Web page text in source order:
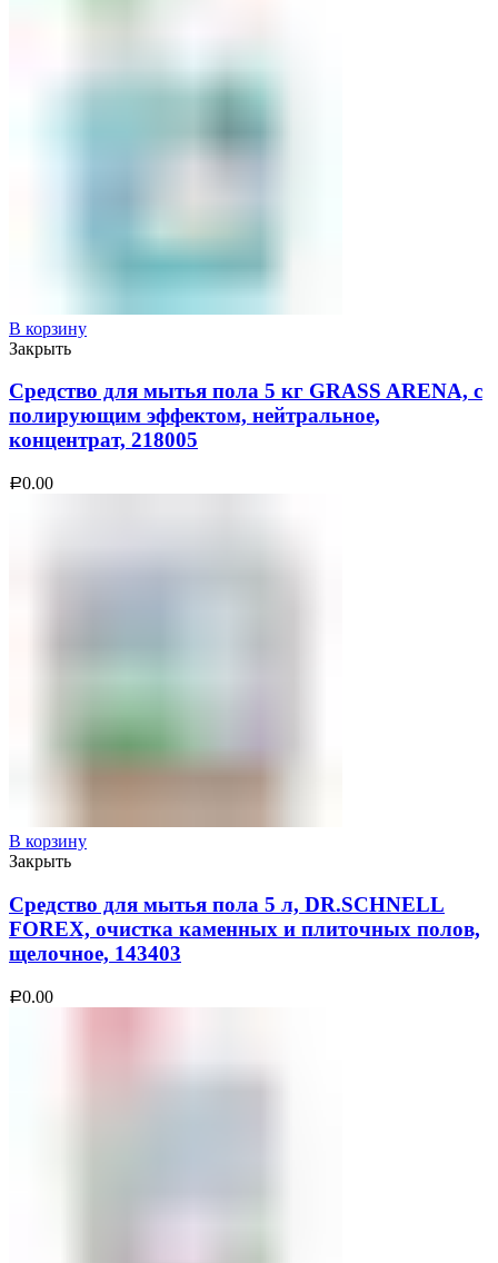
В корзину
Закрыть
Средство для мытья пола 5 кг GRASS ARENA, с
полирующим эффектом, нейтральное,
концентрат, 218005
Р0.00
В корзину
Закрыть
Средство для мытья пола 5 л, DR.SCHNELL
FOREX, очистка каменных и плиточных полов,
щелочное, 143403
Р0.00